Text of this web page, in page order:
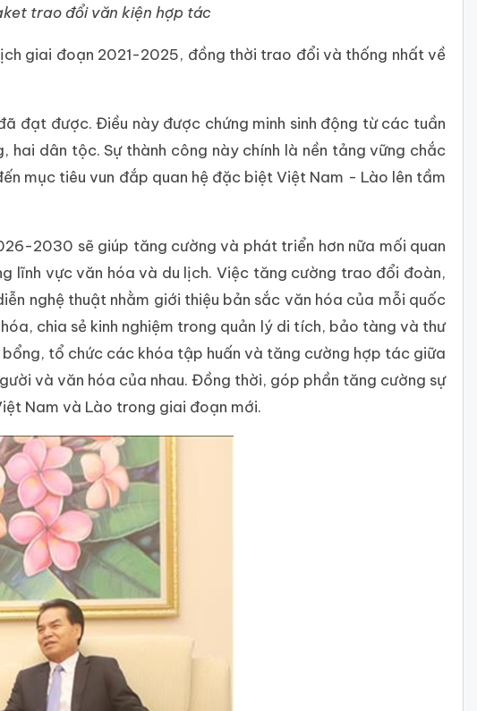
trao đổi văn kiện hợp tác
giai đoạn 2021-2025, đồng thời trao đổi và thống nhất về
đạt được. Điều này được chứng minh sinh động từ các tuần
dân tộc. Sự thành công này chính là nền tảng vững chắc
mục tiêu vun đắp quan hệ đặc biệt Việt Nam - Lào lên tầm
2030 sẽ giúp tăng cường và phát triển hơn nữa mối quan
lĩnh vực văn hóa và du lịch. Việc tăng cường trao đổi đoàn,
nghệ thuật nhằm giới thiệu bản sắc văn hóa của mỗi quốc
chia sẻ kinh nghiệm trong quản lý di tích, bảo tàng và thư
tổ chức các khóa tập huấn và tăng cường hợp tác giữa
và văn hóa của nhau. Đồng thời, góp phần tăng cường sự
Nam và Lào trong giai đoạn mới.